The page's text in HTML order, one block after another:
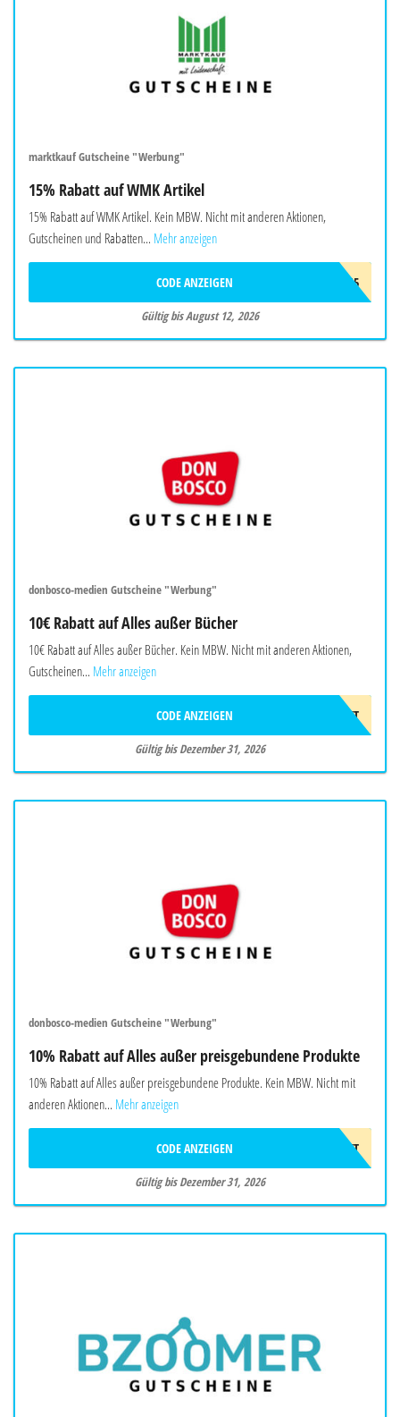
marktkauf Gutscheine "Werbung"
15% Rabatt auf WMK Artikel
15% Rabatt auf WMK Artikel. Kein MBW. Nicht mit anderen Aktionen,
Gutscheinen und Rabatten... Mehr anzeigen
W-WMK-15
CODE ANZEIGEN
Gültig bis August 12, 2026
donbosco-medien Gutscheine "Werbung"
10€ Rabatt auf Alles außer Bücher
10€ Rabatt auf Alles außer Bücher. Kein MBW. Nicht mit anderen Aktionen,
Gutscheinen... Mehr anzeigen
10EUROGESCHENKT
CODE ANZEIGEN
Gültig bis Dezember 31, 2026
donbosco-medien Gutscheine "Werbung"
10% Rabatt auf Alles außer preisgebundene Produkte
10% Rabatt auf Alles außer preisgebundene Produkte. Kein MBW. Nicht mit
anderen Aktionen... Mehr anzeigen
10%GESCHENKT
CODE ANZEIGEN
Gültig bis Dezember 31, 2026